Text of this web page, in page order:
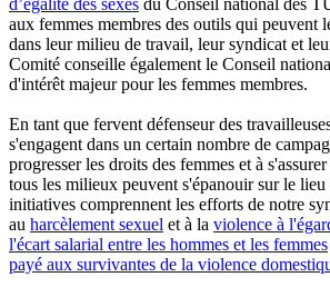
aux femmes membres des outils qui peuvent
dans leur milieu de travail, leur syndicat et
Comité conseille également le Conseil
d'intérêt majeur pour les femmes membres.
En tant que fervent défenseur des
s'engagent dans un certain nombre de
progresser les droits des femmes et à
tous les milieux peuvent s'épanouir sur le
initiatives comprennent les efforts de notre
au harcèlement sexuel et à la violence à
l'écart salarial entre les hommes et les femmes
payé aux survivantes de la violence